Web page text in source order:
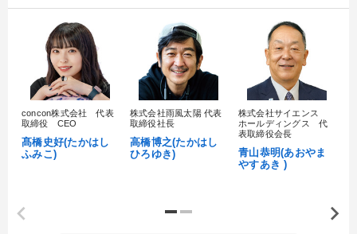
心を磨く
※「更新」を押すと「カテゴリー」「目的別」「キーワード」を更新いただけます。
local_offer タグから探す refresh
すべての音声・動画（全2077タイトル）からお探しいただけます
concon株式会社 代表
取締役 CEO
髙橋史好(たかはし
ふみこ)
株式会社雨風太陽 代表
取締役社長
高橋博之(たかはし
ひろゆき)
株式会社サイエンス
ホールディングス 代
表取締役会長
青山恭明(あおやま
やすあき )